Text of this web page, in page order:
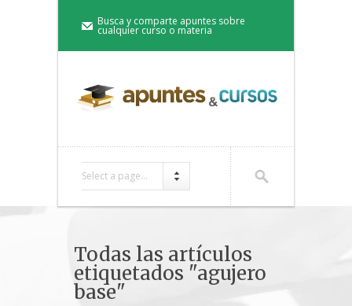
Busca y comparte apuntes sobre
cualquier curso o materia
Select a page...
Todas las artículos
etiquetados "agujero
base"